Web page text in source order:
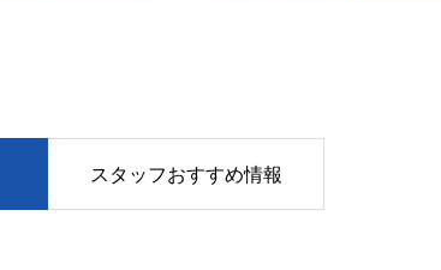
スタッフおすすめ情報